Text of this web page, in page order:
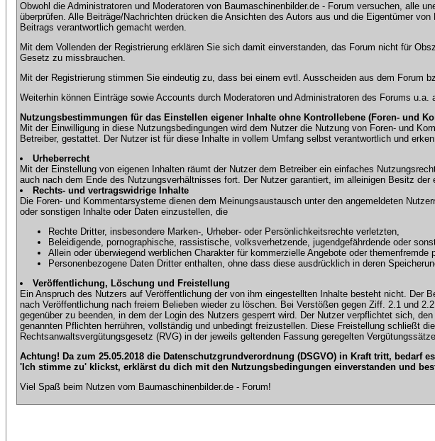
Obwohl die Administratoren und Moderatoren von Baumaschinenbilder.de - Forum versuchen, alle
überprüfen. Alle Beiträge/Nachrichten drücken die Ansichten des Autors aus und die Eigentümer
Beitrags verantwortlich gemacht werden.
Mit dem Vollenden der Registrierung erklären Sie sich damit einverstanden, das Forum nicht für
Gesetz zu missbrauchen.
Mit der Registrierung stimmen Sie eindeutig zu, dass bei einem evtl. Ausscheiden aus dem Forum
Weiterhin können Einträge sowie Accounts durch Moderatoren und Administratoren des Forums
Nutzungsbestimmungen für das Einstellen eigener Inhalte ohne Kontrollebene (Foren- und
Mit der Einwilligung in diese Nutzungsbedingungen wird dem Nutzer die Nutzung von Foren- und
Betreiber, gestattet. Der Nutzer ist für diese Inhalte in vollem Umfang selbst verantwortlich und
Urheberrecht
Mit der Einstellung von eigenen Inhalten räumt der Nutzer dem Betreiber ein einfaches
auch nach dem Ende des Nutzungsverhältnisses fort. Der Nutzer garantiert, im alleinigen Besitz
Rechts- und vertragswidrige Inhalte
Die Foren- und Kommentarsysteme dienen dem Meinungsaustausch unter den angemeldeten
oder sonstigen Inhalte oder Daten einzustellen, die
Rechte Dritter, insbesondere Marken-, Urheber- oder Persönlichkeitsrechte verletzten,
Beleidigende, pornographische, rassistische, volksverhetzende, jugendgefährdende oder
Allein oder überwiegend werblichen Charakter für kommerzielle Angebote oder themenfremde
Personenbezogene Daten Dritter enthalten, ohne dass diese ausdrücklich in deren
Veröffentlichung, Löschung und Freistellung
Ein Anspruch des Nutzers auf Veröffentlichung der von ihm eingestellten Inhalte besteht nicht. Der
nach Veröffentlichung nach freiem Belieben wieder zu löschen. Bei Verstößen gegen Ziff. 2.1 und
gegenüber zu beenden, in dem der Login des Nutzers gesperrt wird. Der Nutzer verpflichtet sich,
genannten Pflichten herrühren, vollständig und unbedingt freizustellen. Diese Freistellung schließt
Rechtsanwaltsvergütungsgesetz (RVG) in der jeweils geltenden Fassung geregelten
Achtung! Da zum 25.05.2018 die Datenschutzgrundverordnung (DSGVO) in Kraft tritt,
'Ich stimme zu' klickst, erklärst du dich mit den Nutzungsbedingungen einverstanden und
Viel Spaß beim Nutzen vom Baumaschinenbilder.de - Forum!